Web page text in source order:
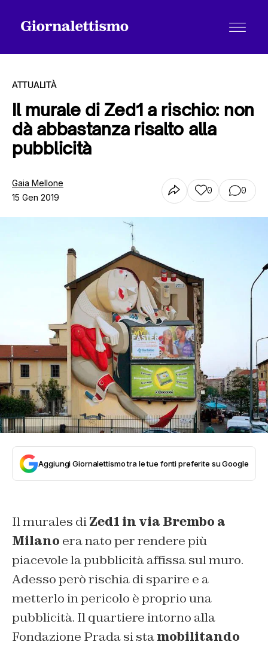
Tutti gli articoli
Chi siamo
ATTUALITÀ
Il murale di Zed1 a rischio: non
dà abbastanza risalto alla
pubblicità
Gaia Mellone
15 Gen 2019
0 0
Aggiungi Giornalettismo tra le tue fonti preferite su Google
Il murales diZed1 in via Brembo a
Milano era nato per rendere più
piacevole la pubblicità affissa sul muro.
Adesso però rischia di sparire e a
metterlo in pericolo è proprio una
pubblicità. Il quartiere intorno alla
Fondazione Prada si stamobilitando